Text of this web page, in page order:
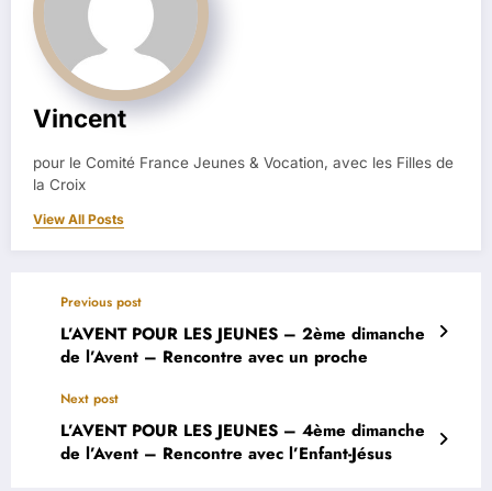
Vincent
pour le Comité France Jeunes & Vocation, avec les Filles de
la Croix
View All Posts
Previous post
L’AVENT POUR LES JEUNES – 2ème dimanche
de l’Avent – Rencontre avec un proche
Next post
L’AVENT POUR LES JEUNES – 4ème dimanche
de l’Avent – Rencontre avec l’Enfant-Jésus